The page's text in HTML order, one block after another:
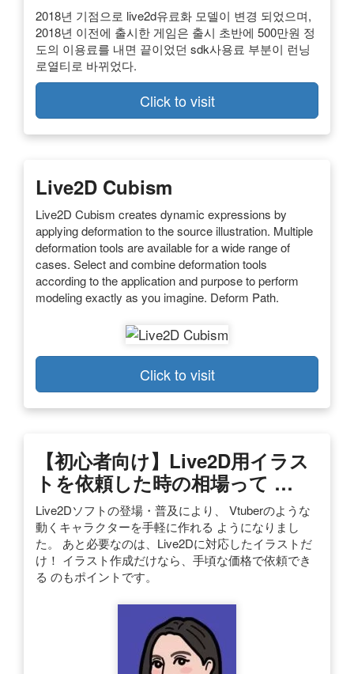
2018년 기점으로 live2d유료화 모델이 변경 되었으며,
2018년 이전에 출시한 게임은 출시 초반에 500만원 정
도의 이용료를 내면 끝이었던 sdk사용료 부분이 런닝
로열티로 바뀌었다.
Click to visit
Live2D Cubism
Live2D Cubism creates dynamic expressions by
applying deformation to the source illustration. Multiple
deformation tools are available for a wide range of
cases. Select and combine deformation tools
according to the application and purpose to perform
modeling exactly as you imagine. Deform Path.
Click to visit
【初心者向け】Live2D用イラス
トを依頼した時の相場って …
Live2Dソフトの登場・普及により、 Vtuberのような
動くキャラクターを手軽に作れる ようになりまし
た。 あと必要なのは、Live2Dに対応したイラストだ
け！ イラスト作成だけなら、手頃な価格で依頼でき
る のもポイントです。